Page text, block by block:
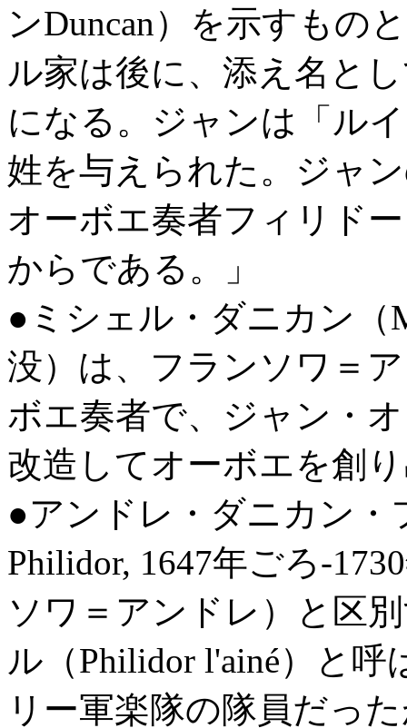
ンDuncan）を示すもの
ル家は後に、添え名と
になる。ジャンは「ル
姓を与えられた。ジャ
オーボエ奏者フィリド
からである。」
●ミシェル・ダニカン（
没）は、フランソワ＝
ボエ奏者で、ジャン・
改造してオーボエを創
●アンドレ・ダニカン・
Philidor, 1647年ごろ-
ソワ＝アンドレ）と区
ル（Philidor l'ainé）と
リー軍楽隊の隊員だっ